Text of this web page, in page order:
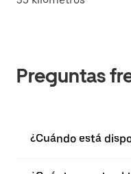
Preguntas
¿Cuándo está